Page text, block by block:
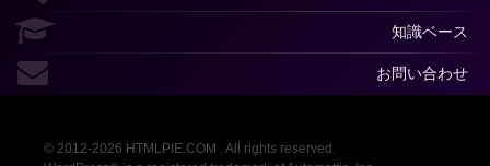
知識ベース
お問い合わせ
© 2012-2026 HTMLPIE.COM . All rights reserved.